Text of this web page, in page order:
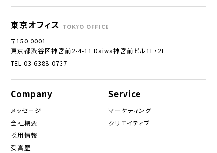
東京オフィス TOKYO OFFICE
〒150-0001
東京都渋谷区神宮前2-4-11 Daiwa神宮前ビル1F・2F
TEL 03-6388-0737
Company
メッセージ
会社概要
採用情報
受賞歴
Service
マーケティング
クリエイティブ